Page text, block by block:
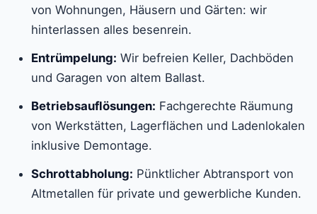
von Wohnungen, Häusern und Gärten: wir
hinterlassen alles besenrein.
Entrümpelung: Wir befreien Keller, Dachböden
und Garagen von altem Ballast.
Betriebsauflösungen: Fachgerechte Räumung
von Werkstätten, Lagerflächen und Ladenlokalen
inklusive Demontage.
Schrottabholung: Pünktlicher Abtransport von
Altmetallen für private und gewerbliche Kunden.